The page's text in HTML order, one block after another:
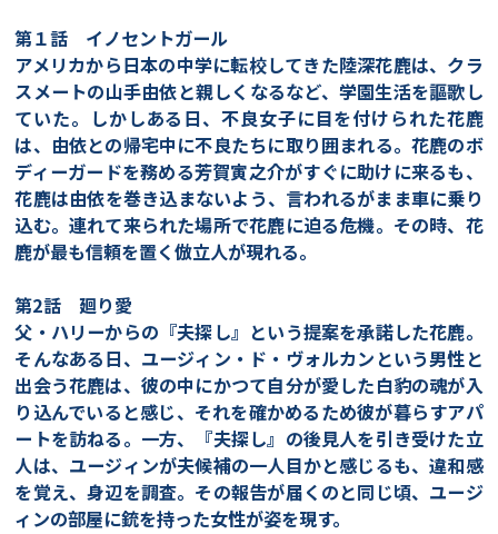
第１話 イノセントガール
アメリカから日本の中学に転校してきた陸深花鹿は、クラ
スメートの山手由依と親しくなるなど、学園生活を謳歌し
ていた。しかしある日、不良女子に目を付けられた花鹿
は、由依との帰宅中に不良たちに取り囲まれる。花鹿のボ
ディーガードを務める芳賀寅之介がすぐに助けに来るも、
花鹿は由依を巻き込まないよう、言われるがまま車に乗り
込む。連れて来られた場所で花鹿に迫る危機。その時、花
鹿が最も信頼を置く倣立人が現れる。
第2話 廻り愛
父・ハリーからの『夫探し』という提案を承諾した花鹿。
そんなある日、ユージィン・ド・ヴォルカンという男性と
出会う花鹿は、彼の中にかつて自分が愛した白豹の魂が入
り込んでいると感じ、それを確かめるため彼が暮らすアパ
ートを訪ねる。一方、『夫探し』の後見人を引き受けた立
人は、ユージィンが夫候補の一人目かと感じるも、違和感
を覚え、身辺を調査。その報告が届くのと同じ頃、ユージ
ィンの部屋に銃を持った女性が姿を現す。